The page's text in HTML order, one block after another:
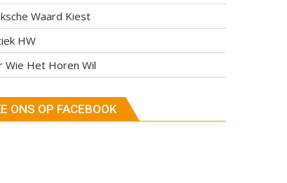
Waard Kiest
HW
Wie Het Horen Wil
ONS OP FACEBOOK